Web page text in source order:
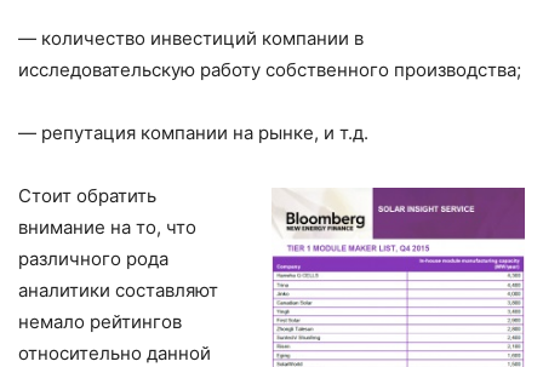
— количество инвестиций компании в
исследовательскую работу собственного производства;
— репутация компании на рынке, и т.д.
Стоит обратить
внимание на то, что
различного рода
аналитики составляют
немало рейтингов
относительно данной